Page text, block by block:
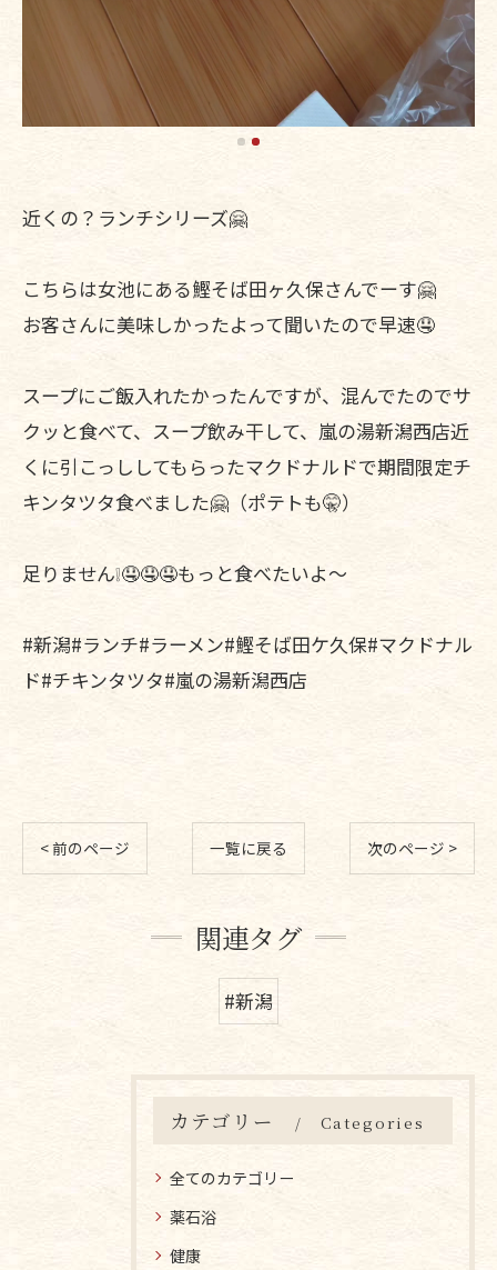
近くの？ランチシリーズ🤗
こちらは女池にある鰹そば田ヶ久保さんでーす🤗
お客さんに美味しかったよって聞いたので早速🤤
スープにご飯入れたかったんですが、混んでたのでサ
クッと食べて、スープ飲み干して、嵐の湯新潟西店近
くに引こっししてもらったマクドナルドで期間限定チ
キンタツタ食べました🤗（ポテトも🤫）
足りません❕🤤🤤🤤もっと食べたいよ〜
#新潟#ランチ#ラーメン#鰹そば田ケ久保#マクドナル
ド#チキンタツタ#嵐の湯新潟西店
< 前のページ 一覧に戻る 次のページ >
関連タグ
#新潟
カテゴリー Categories
全てのカテゴリー
薬石浴
健康